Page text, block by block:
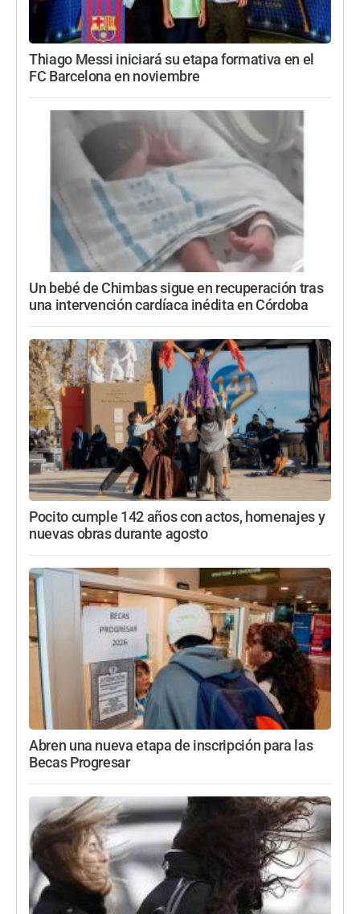
Thiago Messi iniciará su etapa formativa en el
FC Barcelona en noviembre
Un bebé de Chimbas sigue en recuperación tras
una intervención cardíaca inédita en Córdoba
Pocito cumple 142 años con actos, homenajes y
nuevas obras durante agosto
Abren una nueva etapa de inscripción para las
Becas Progresar